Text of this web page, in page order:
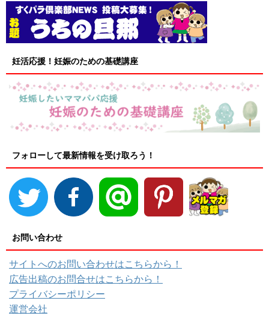
妊活応援！妊娠のための基礎講座
フォローして最新情報を受け取ろう！
お問い合わせ
サイトへのお問い合わせはこちらから！
広告出稿のお問合せはこちらから！
プライバシーポリシー
運営会社